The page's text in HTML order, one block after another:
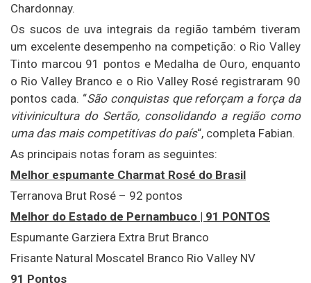
Chardonnay.
Os sucos de uva integrais da região também tiveram
um excelente desempenho na competição: o Rio Valley
Tinto marcou 91 pontos e Medalha de Ouro, enquanto
o Rio Valley Branco e o Rio Valley Rosé registraram 90
pontos cada. “São conquistas que reforçam a força da
vitivinicultura do Sertão, consolidando a região como
uma das mais competitivas do país“, completa Fabian.
As principais notas foram as seguintes:
Melhor espumante Charmat Rosé do Brasil
Terranova Brut Rosé – 92 pontos
Melhor do Estado de Pernambuco | 91 PONTOS
Espumante Garziera Extra Brut Branco
Frisante Natural Moscatel Branco Rio Valley NV
91 Pontos